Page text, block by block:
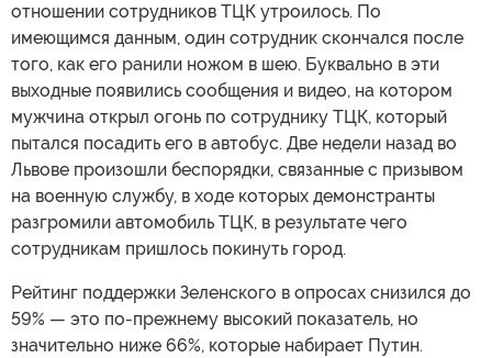
отношении сотрудников ТЦК утроилось. По
имеющимся данным, один сотрудник скончался после
того, как его ранили ножом в шею. Буквально в эти
выходные появились сообщения и видео, на котором
мужчина открыл огонь по сотруднику ТЦК, который
пытался посадить его в автобус. Две недели назад во
Львове произошли беспорядки, связанные с призывом
на военную службу, в ходе которых демонстранты
разгромили автомобиль ТЦК, в результате чего
сотрудникам пришлось покинуть город.
Рейтинг поддержки Зеленского в опросах снизился до
59% — это по-прежнему высокий показатель, но
значительно ниже 66%, которые набирает Путин.